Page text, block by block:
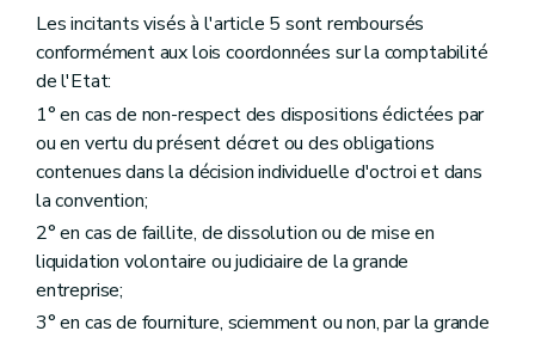
Les incitants visés à l'article 5 sont remboursés
conformément aux lois coordonnées sur la comptabilité
de l'Etat:
1° en cas de non-respect des dispositions édictées par
ou en vertu du présent décret ou des obligations
contenues dans la décision individuelle d'octroi et dans
la convention;
2° en cas de faillite, de dissolution ou de mise en
liquidation volontaire ou judiciaire de la grande
entreprise;
3° en cas de fourniture, sciemment ou non, par la grande